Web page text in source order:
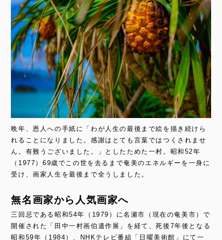
晩年、恩人への手紙に「わが人生の最後まで絵を描き続けら
れることになりました。感謝はとても言葉ではつくされませ
ん。有難うございました。」としたためた一村。昭和52年
（1977）69歳でこの世を去るまで奄美のエネルギーを一身に
受け、画家人生を最後まで全うしました。
無名画家から人気画家へ
三回忌である昭和54年（1979）に名瀬市（現在の奄美市）で
開催された「田中一村画伯遺作展」を経て、死後7年後となる
昭和59年（1984）、NHKテレビ番組「日曜美術館」にて一